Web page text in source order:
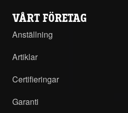
VÅRT FÖRETAG
Anställning
Artiklar
Certifieringar
Garanti